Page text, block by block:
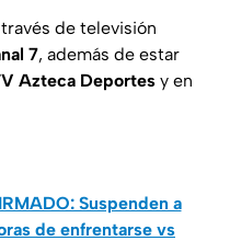
de televisión
7, además de estar
Azteca Deportes y en
Suspenden a
de enfrentarse vs